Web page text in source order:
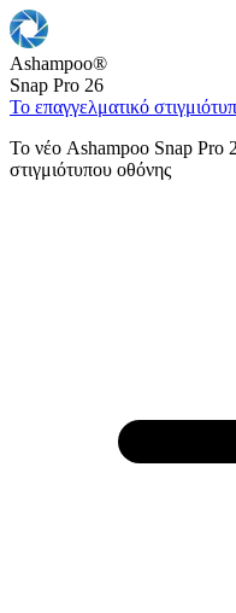
Ashampoo®
Snap Pro 26
Το επαγγελματικό
Το νέο Ashampoo Snap Pro
στιγμιότυπου οθόνης